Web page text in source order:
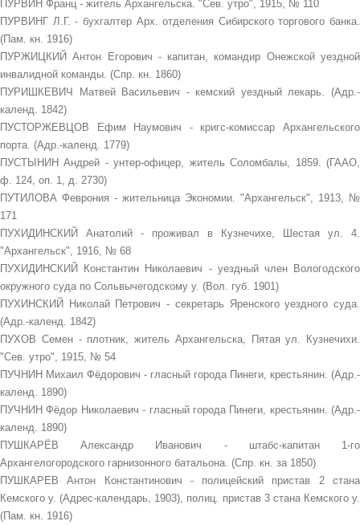
ПУРВИН Франц - житель Архангельска. "Сев. утро", 1915, № 110
ПУРВИНГ Л.Г. - бухгалтер Арх. отделения Сибирского торгового банка.
(Пам. кн. 1916)
ПУРЖИЦКИЙ Антон Егорович - капитан, командир Онежской уездной
инвалидной команды. (Спр. кн. 1860)
ПУРИШКЕВИЧ Матвей Васильевич - кемский уездный лекарь. (Адр.-
календ. 1842)
ПУСТОРЖЕВЦОВ Ефим Наумович - кригс-комиссар Архангельского
порта. (Адр.-календ. 1779)
ПУСТЫНИН Андрей - унтер-офицер, житель Соломбалы, 1859. (ГААО,
ф. 124, оп. 1, д. 2730)
ПУТИЛОВА Феврония - жительница Экономии. "Архангельск", 1913, №
171
ПУХИДИНСКИЙ Анатолий - проживал в Кузнечихе, Шестая ул. 4.
"Архангельск", 1916, № 68
ПУХИДИНСКИЙ Константин Николаевич - уездный член Вологодского
окружного суда по Сольвычегодскому у. (Вол. губ. 1901)
ПУХИНСКИЙ Николай Петрович - секретарь Яренского уездного суда.
(Адр.-календ. 1842)
ПУХОВ Семен - плотник, житель Архангельска, Пятая ул. Кузнечихи.
"Сев. утро", 1915, № 54
ПУЧНИН Михаил Фёдорович - гласный города Пинеги, крестьянин. (Адр.-
календ. 1890)
ПУЧНИН Фёдор Николаевич - гласный города Пинеги, крестьянин. (Адр.-
календ. 1890)
ПУШКАРЁВ Александр Иванович - штабс-капитан 1-го
Архангелогородского гарнизонного батальона. (Спр. кн. за 1850)
ПУШКАРЕВ Антон Константинович - полицейский пристав 2 стана
Кемского у. (Адрес-календарь, 1903), полиц. пристав 3 стана Кемского у.
(Пам. кн. 1916)